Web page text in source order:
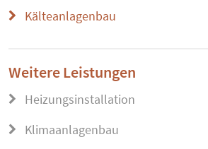
Kälteanlagenbau
Weitere Leistungen
Heizungsinstallation
Klimaanlagenbau